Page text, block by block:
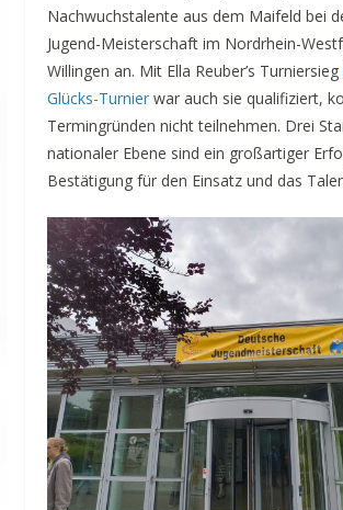
Nachwuchstalente aus dem Maifeld bei
Jugend-Meisterschaft im Nordrhein-
Willingen an. Mit Ella Reuber’s Turniersieg
Glücks-Turnierwar auch sie qualifiziert,
Termingründen nicht teilnehmen. Drei
nationaler Ebene sind ein großartiger
Bestätigung für den Einsatz und das